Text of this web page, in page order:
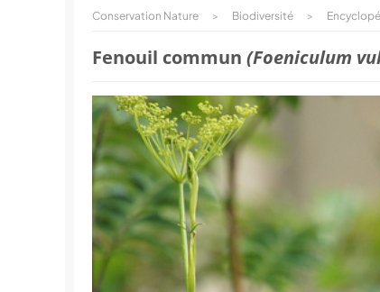
Conservation Nature > Biodiversité >
Fenouil commun (Foeniculum